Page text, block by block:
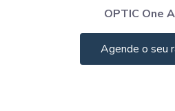
OPTIC One
Agende o seu